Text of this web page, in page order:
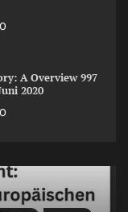
0
A Overview 997
2020
0